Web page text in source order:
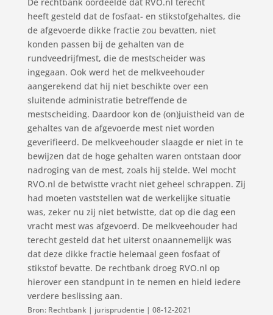
heeft gesteld dat de fosfaat- en stikstofgehaltes, die
de afgevoerde dikke fractie zou bevatten, niet
konden passen bij de gehalten van de
rundveedrijfmest, die de mestscheider was
ingegaan. Ook werd het de melkveehouder
aangerekend dat hij niet beschikte over een
sluitende administratie betreffende de
mestscheiding. Daardoor kon de (on)juistheid van de
gehaltes van de afgevoerde mest niet worden
geverifieerd. De melkveehouder slaagde er niet in te
bewijzen dat de hoge gehalten waren ontstaan door
nadroging van de mest, zoals hij stelde. Wel mocht
RVO.nl de betwistte vracht niet geheel schrappen. Zij
had moeten vaststellen wat de werkelijke situatie
was, zeker nu zij niet betwistte, dat op die dag een
vracht mest was afgevoerd. De melkveehouder had
terecht gesteld dat het uiterst onaannemelijk was
dat deze dikke fractie helemaal geen fosfaat of
stikstof bevatte. De rechtbank droeg RVO.nl op
hierover een standpunt in te nemen en hield iedere
verdere beslissing aan.
Bron: Rechtbank | jurisprudentie | 08-12-2021